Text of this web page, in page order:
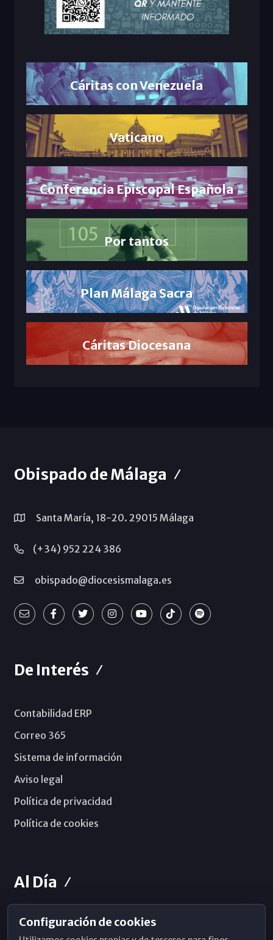
Cáritas con Venezuela
Vaticano
Conferencia Episcopal Española
Por tantos
Plan Málaga Sacra
Cáritas Diocesana
Obispado de Málaga
Santa María, 18-20. 29015 Málaga
(+34) 952 224 386
obispado@diocesismalaga.es
De Interés
Contabilidad ERP
Correo 365
Sistema de información
Aviso legal
Política de privacidad
Política de cookies
Al Día
Horarios de Misa
Configuración de cookies